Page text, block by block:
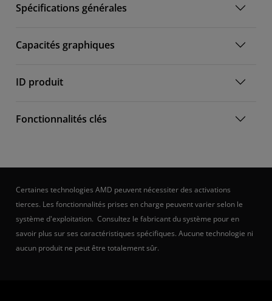
Spécifications générales
Capacités graphiques
ID produit
Fonctionnalités clés
Certaines technologies AMD peuvent nécessiter des activations
tierces. Les fonctionnalités prises en charge peuvent varier selon le
système d'exploitation. Consultez le fabricant du système pour en
savoir plus sur ses caractéristiques spécifiques. Aucune technologie ni
aucun produit ne peut être totalement sûr.